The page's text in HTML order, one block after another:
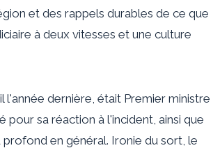
et des rappels durables de ce que
à deux vitesses et une culture
l'année dernière, était Premier ministre
sa réaction à l'incident, ainsi que
en général. Ironie du sort, le